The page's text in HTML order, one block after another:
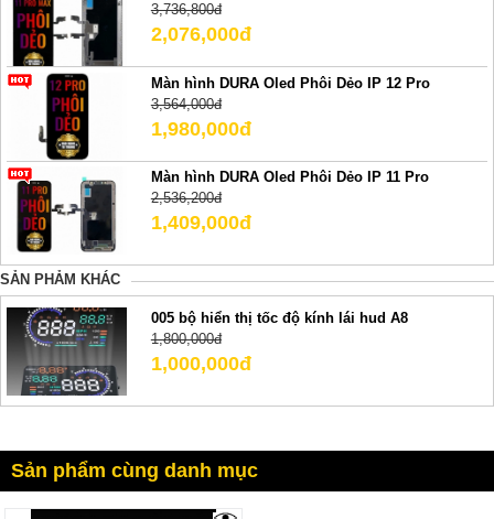
3,736,800đ
2,076,000đ
Màn hình DURA Oled Phôi Dẻo IP 12 Pro
3,564,000đ
1,980,000đ
Màn hình DURA Oled Phôi Dẻo IP 11 Pro
2,536,200đ
1,409,000đ
SẢN PHẢM KHÁC
005 bộ hiển thị tốc độ kính lái hud A8
1,800,000đ
1,000,000đ
Sản phẩm cùng danh mục